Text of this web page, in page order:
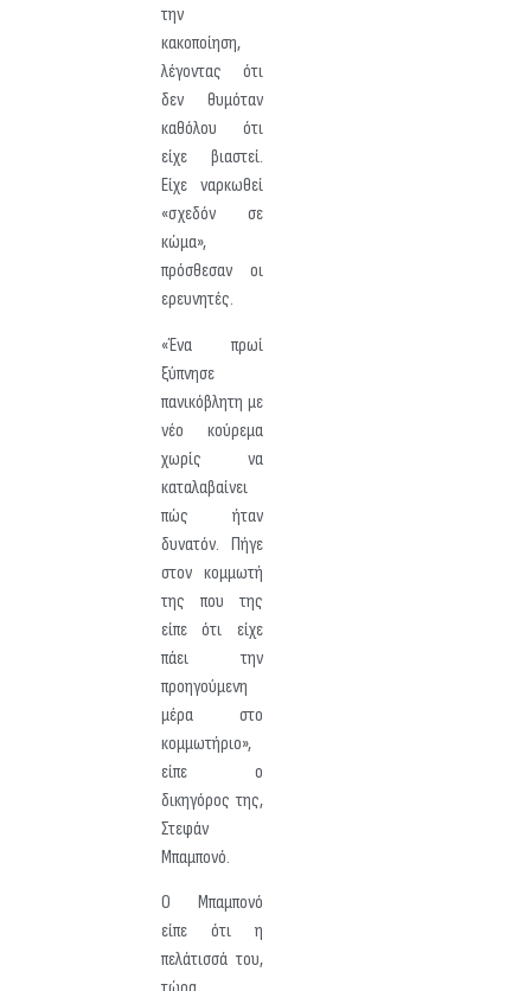
την
κακοποίηση,
λέγοντας ότι
δεν θυμόταν
καθόλου ότι
είχε βιαστεί.
Είχε ναρκωθεί
«σχεδόν σε
κώμα»,
πρόσθεσαν οι
ερευνητές.
«Ένα πρωί
ξύπνησε
πανικόβλητη με
νέο κούρεμα
χωρίς να
καταλαβαίνει
πώς ήταν
δυνατόν. Πήγε
στον κομμωτή
της που της
είπε ότι είχε
πάει την
προηγούμενη
μέρα στο
κομμωτήριο»,
είπε ο
δικηγόρος της,
Στεφάν
Μπαμπονό.
Ο Μπαμπονό
είπε ότι η
πελάτισσά του,